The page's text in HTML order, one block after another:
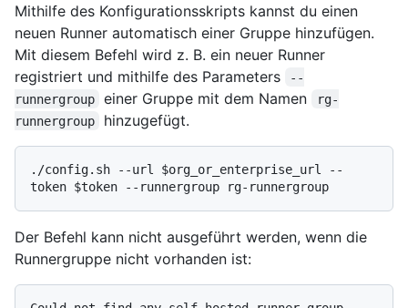
Mithilfe des Konfigurationsskripts kannst du einen
neuen Runner automatisch einer Gruppe hinzufügen.
Mit diesem Befehl wird z. B. ein neuer Runner
registriert und mithilfe des Parameters
--
runnergroup
einer Gruppe mit dem Namen
rg-
runnergroup
hinzugefügt.
./config.sh --url $org_or_enterprise_url --
Der Befehl kann nicht ausgeführt werden, wenn die
Runnergruppe nicht vorhanden ist: